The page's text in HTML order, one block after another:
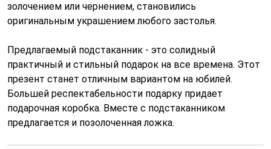
золочением или чернением, становились
оригинальным украшением любого застолья.
Предлагаемый подстаканник - это солидный
практичный и стильный подарок на все времена. Этот
презент станет отличным вариантом на юбилей.
Большей респектабельности подарку придает
подарочная коробка. Вместе с подстаканником
предлагается и позолоченная ложка.